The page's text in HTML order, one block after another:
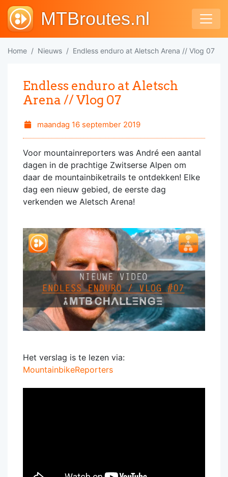
MTBroutes.nl
Home Nieuws Endless enduro at Aletsch Arena // Vlog 07
Endless enduro at Aletsch
Arena // Vlog 07
maandag 16 september 2019
Voor mountainreporters was André een aantal
dagen in de prachtige Zwitserse Alpen om
daar de mountainbiketrails te ontdekken! Elke
dag een nieuw gebied, de eerste dag
verkenden we Aletsch Arena!
Het verslag is te lezen via:
MountainbikeReporters